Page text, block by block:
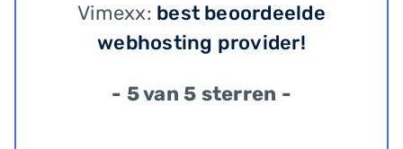
Vimexx: best beoordeelde
webhosting provider!
- 5 van 5 sterren -